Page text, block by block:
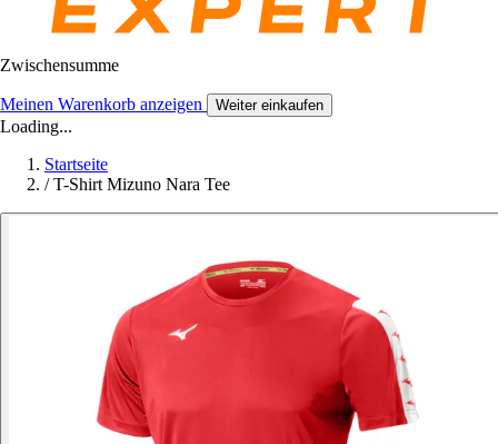
Zwischensumme
Meinen Warenkorb anzeigen Weiter einkaufen
Loading...
Startseite
/ T-Shirt Mizuno Nara Tee